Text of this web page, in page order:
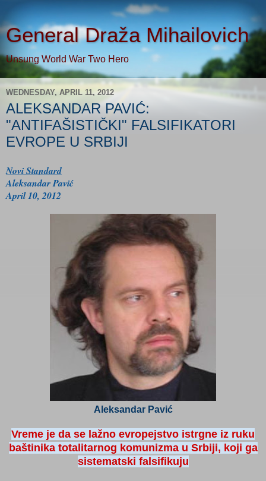
General Draža Mihailovich
Unsung World War Two Hero
WEDNESDAY, APRIL 11, 2012
ALEKSANDAR PAVIĆ:
"ANTIFAŠISTIČKI" FALSIFIKATORI
EVROPE U SRBIJI
Novi Standard
Aleksandar Pavić
April 10, 2012
Aleksandar Pavić
Vreme je da se lažno evropejstvo istrgne iz ruku
baštinika totalitarnog komunizma u Srbiji, koji ga
sistematski falsifikuju